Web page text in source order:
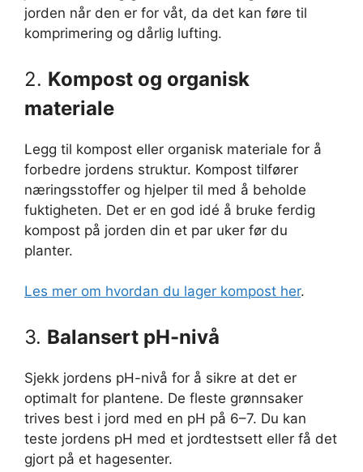
jorden når den er for våt, da det kan føre til
komprimering og dårlig lufting.
2. Kompost og organisk
materiale
Legg til kompost eller organisk materiale for å
forbedre jordens struktur. Kompost tilfører
næringsstoffer og hjelper til med å beholde
fuktigheten. Det er en god idé å bruke ferdig
kompost på jorden din et par uker før du
planter.
Les mer om hvordan du lager kompost her.
3. Balansert pH-nivå
Sjekk jordens pH-nivå for å sikre at det er
optimalt for plantene. De fleste grønnsaker
trives best i jord med en pH på 6–7. Du kan
teste jordens pH med et jordtestsett eller få det
gjort på et hagesenter.